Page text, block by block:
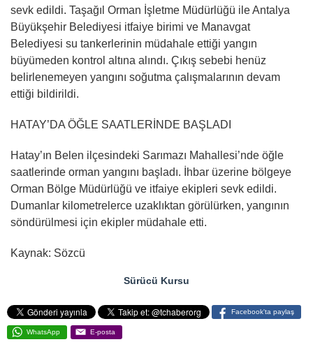
sevk edildi. Taşağıl Orman İşletme Müdürlüğü ile Antalya
Büyükşehir Belediyesi itfaiye birimi ve Manavgat
Belediyesi su tankerlerinin müdahale ettiği yangın
büyümeden kontrol altına alındı. Çıkış sebebi henüz
belirlenemeyen yangını soğutma çalışmalarının devam
ettiği bildirildi.
HATAY’DA ÖĞLE SAATLERİNDE BAŞLADI
Hatay’ın Belen ilçesindeki Sarımazı Mahallesi’nde öğle
saatlerinde orman yangını başladı. İhbar üzerine bölgeye
Orman Bölge Müdürlüğü ve itfaiye ekipleri sevk edildi.
Dumanlar kilometrelerce uzaklıktan görülürken, yangının
söndürülmesi için ekipler müdahale etti.
Kaynak: Sözcü
Sürücü Kursu
Facebook'ta paylaş
WhatsApp E-posta